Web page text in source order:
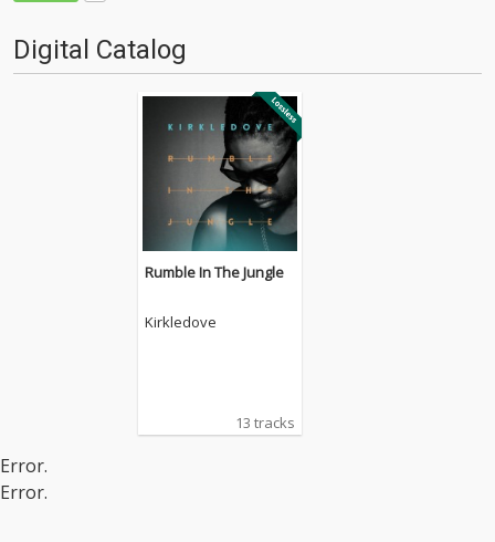
Digital Catalog
Rumble In The Jungle
Kirkledove
13 tracks
Error.
Error.